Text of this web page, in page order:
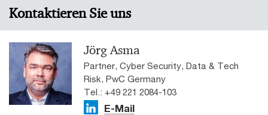
Kontaktieren Sie uns
Jörg Asma
Partner, Cyber Security, Data & Tech
Risk, PwC Germany
Tel.: +49 221 2084-103
E-Mail